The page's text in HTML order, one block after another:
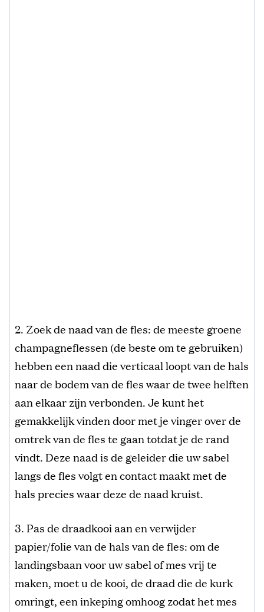
2. Zoek de naad van de fles: de meeste groene
champagneflessen (de beste om te gebruiken)
hebben een naad die verticaal loopt van de hals
naar de bodem van de fles waar de twee helften
aan elkaar zijn verbonden. Je kunt het
gemakkelijk vinden door met je vinger over de
omtrek van de fles te gaan totdat je de rand
vindt. Deze naad is de geleider die uw sabel
langs de fles volgt en contact maakt met de
hals precies waar deze de naad kruist.
3. Pas de draadkooi aan en verwijder
papier/folie van de hals van de fles: om de
landingsbaan voor uw sabel of mes vrij te
maken, moet u de kooi, de draad die de kurk
omringt, een inkeping omhoog zodat het mes